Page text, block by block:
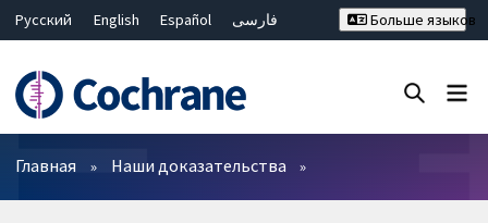
Русский English Español
فارسی
Bahasa Malaysia
ไทย
繁體中文
简体中文
Больше языков
Фильтры
Главная Наши доказательства